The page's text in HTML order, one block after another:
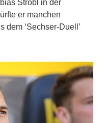
Strobl in der
er manchen
dem ‘Sechser-Duell’